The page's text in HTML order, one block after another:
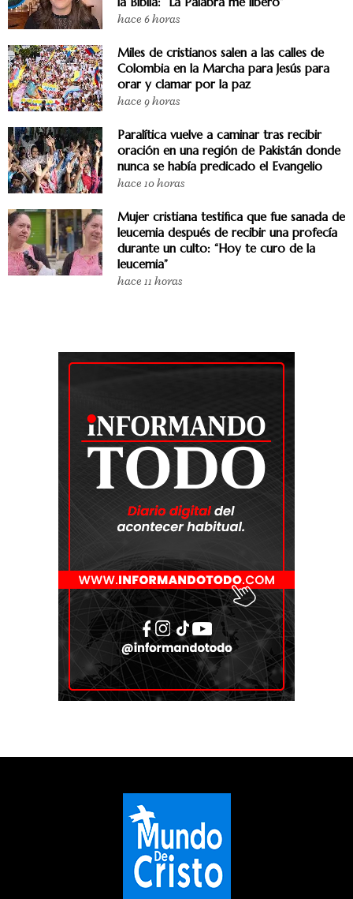
hace 6 horas
Miles de cristianos salen a las calles de
Colombia en la Marcha para Jesús para
orar y clamar por la paz
hace 9 horas
Paralítica vuelve a caminar tras recibir
oración en una región de Pakistán donde
nunca se había predicado el Evangelio
hace 10 horas
Mujer cristiana testifica que fue sanada de
leucemia después de recibir una profecía
durante un culto: “Hoy te curo de la
leucemia”
hace 11 horas